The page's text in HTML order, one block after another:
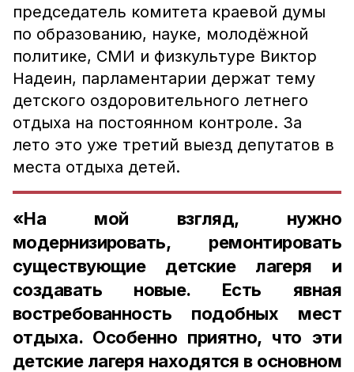
председатель комитета краевой думы
по образованию, науке, молодёжной
политике, СМИ и физкультуре Виктор
Надеин, парламентарии держат тему
детского оздоровительного летнего
отдыха на постоянном контроле. За
лето это уже третий выезд депутатов в
места отдыха детей.
«На мой взгляд, нужно
модернизировать, ремонтировать
существующие детские лагеря и
создавать новые. Есть явная
востребованность подобных мест
отдыха. Особенно приятно, что эти
детские лагеря находятся в основном